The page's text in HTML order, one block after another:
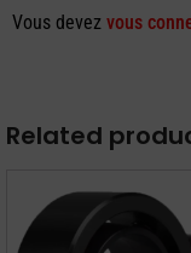
Vous devez vous
Related